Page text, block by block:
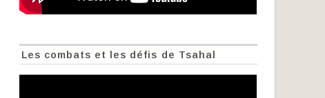
Les combats et les défis de Tsahal